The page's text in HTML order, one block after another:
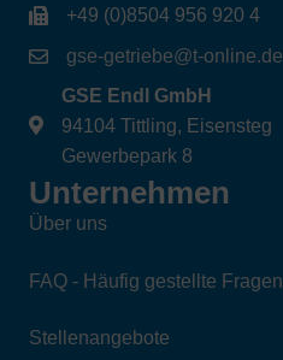
+49 (0)8504 956 920 4
gse-getriebe@t-online.de
GSE Endl GmbH
94104 Tittling, Eisensteg
Gewerbepark 8
Unternehmen
Über uns
FAQ - Häufig gestellte Fragen
Stellenangebote